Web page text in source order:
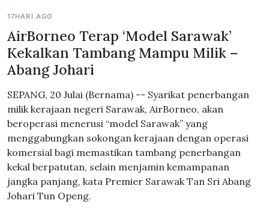
17HARI AGO
AirBorneo Terap ‘Model Sarawak’
Kekalkan Tambang Mampu Milik –
Abang Johari
SEPANG, 20 Julai (Bernama) -- Syarikat penerbangan
milik kerajaan negeri Sarawak, AirBorneo, akan
beroperasi menerusi “model Sarawak” yang
menggabungkan sokongan kerajaan dengan operasi
komersial bagi memastikan tambang penerbangan
kekal berpatutan, selain menjamin kemampanan
jangka panjang, kata Premier Sarawak Tan Sri Abang
Johari Tun Openg.